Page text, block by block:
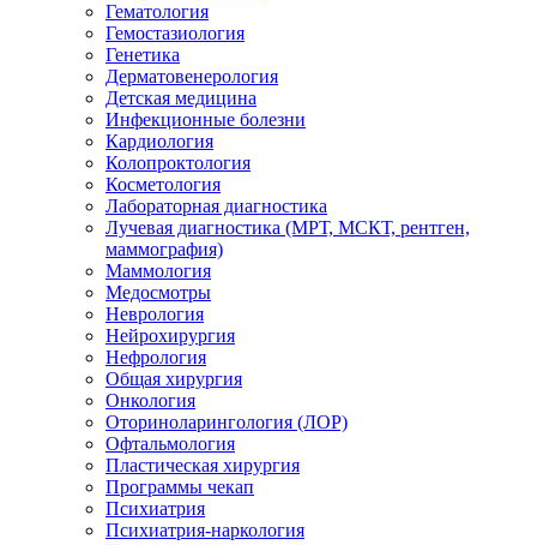
Гематология
Гемостазиология
Генетика
Дерматовенерология
Детская медицина
Инфекционные болезни
Кардиология
Колопроктология
Косметология
Лабораторная диагностика
Лучевая диагностика (МРТ, МСКТ, рентген,
маммография)
Маммология
Медосмотры
Неврология
Нейрохирургия
Нефрология
Общая хирургия
Онкология
Оториноларингология (ЛОР)
Офтальмология
Пластическая хирургия
Программы чекап
Психиатрия
Психиатрия-наркология